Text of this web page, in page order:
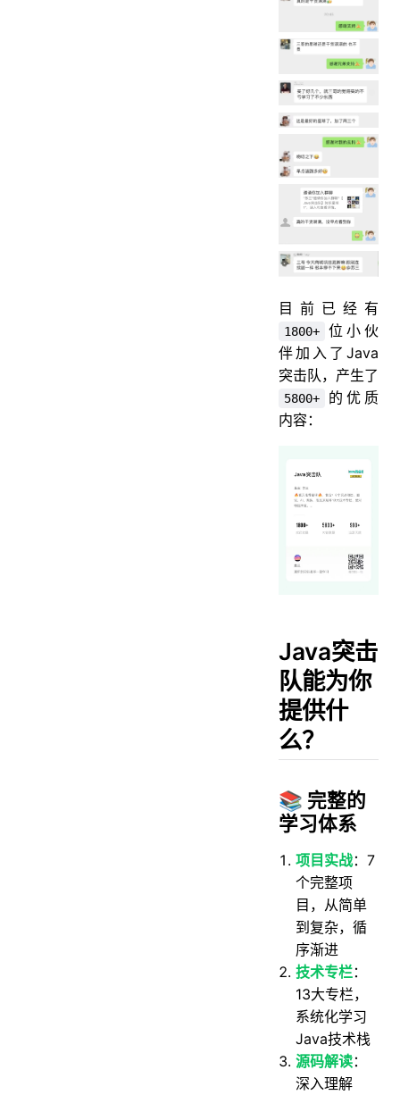
目前已经有
1800+
位小伙
伴加入了Java
突击队，产生了
5800+
的优质
内容：
Java突击
队能为你
提供什
么？
📚 完整的
学习体系
项目实战：7
个完整项
目，从简单
到复杂，循
序渐进
技术专栏：
13大专栏，
系统化学习
Java技术栈
源码解读：
深入理解